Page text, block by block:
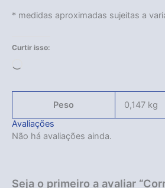
* medidas aproximadas sujeitas a
Curtir isso:
Peso
0,147 kg
Avaliações
Não há avaliações ainda.
Seja o primeiro a avaliar